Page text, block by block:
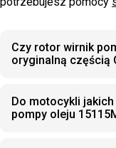
Czy rotor wirnik
oryginalną częścią
Do motocykli
pompy oleju